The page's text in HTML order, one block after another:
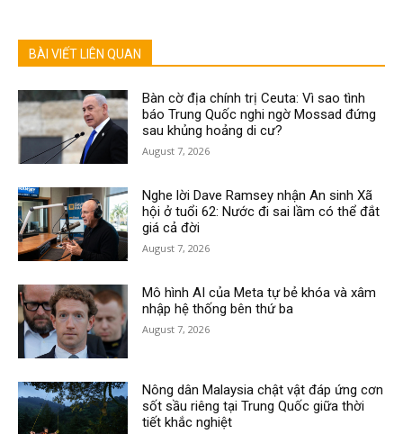
BÀI VIẾT LIÊN QUAN
Bàn cờ địa chính trị Ceuta: Vì sao tình
báo Trung Quốc nghi ngờ Mossad đứng
sau khủng hoảng di cư?
August 7, 2026
Nghe lời Dave Ramsey nhận An sinh Xã
hội ở tuổi 62: Nước đi sai lầm có thể đắt
giá cả đời
August 7, 2026
Mô hình AI của Meta tự bẻ khóa và xâm
nhập hệ thống bên thứ ba
August 7, 2026
Nông dân Malaysia chật vật đáp ứng cơn
sốt sầu riêng tại Trung Quốc giữa thời
tiết khắc nghiệt